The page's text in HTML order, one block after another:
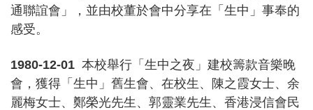
通聯誼會」，並由校董於會中分享在「生中」事奉的
感受。
1980-12-01 本校舉行「生中之夜」建校籌款音樂晚
會，獲得「生中」舊生會、在校生、陳之霞女士、余
麗梅女士、鄭榮光先生、郭靈業先生、香港浸信會民